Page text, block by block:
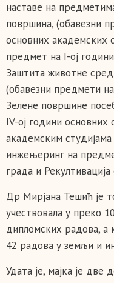
наставе на
површина, (обавезни
основних академских
предмет на I-ој
Заштита животне
(обавезни предмети
Зелене површине
IV-ој години основних
академским
инжењеринг на
града и
Др Мирјана Тешић је
учествовала у преко
дипломских радова, a
42 радова у земљи и
Удата је, мајка је две